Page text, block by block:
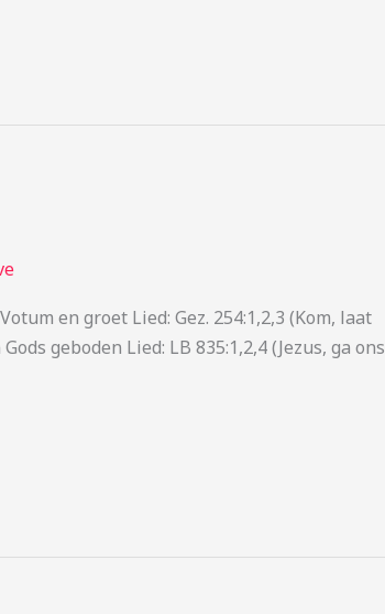
en groet Lied: Gez. 254:1,2,3 (Kom, laat
geboden Lied: LB 835:1,2,4 (Jezus, ga ons